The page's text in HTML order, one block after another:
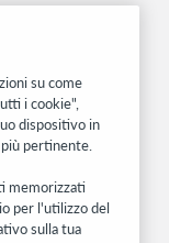
eventi e molto
su come
i cookie",
dispositivo in
pertinente.
memorizzati
per l'utilizzo del
sulla tua